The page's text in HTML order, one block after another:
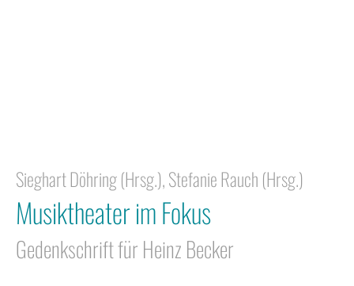
Sieghart Döhring (Hrsg.), Stefanie Rauch (Hrsg.)
Musiktheater im Fokus
Gedenkschrift für Heinz Becker